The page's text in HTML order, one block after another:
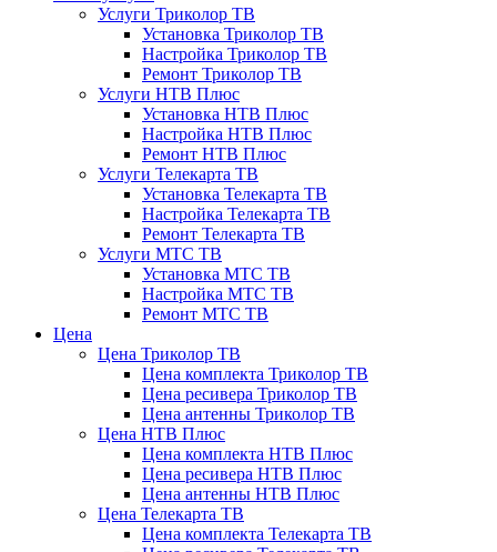
Услуги Триколор ТВ
Установка Триколор ТВ
Настройка Триколор ТВ
Ремонт Триколор ТВ
Услуги НТВ Плюс
Установка НТВ Плюс
Настройка НТВ Плюс
Ремонт НТВ Плюс
Услуги Телекарта ТВ
Установка Телекарта ТВ
Настройка Телекарта ТВ
Ремонт Телекарта ТВ
Услуги МТС ТВ
Установка МТС ТВ
Настройка МТС ТВ
Ремонт МТС ТВ
Цена
Цена Триколор ТВ
Цена комплекта Триколор ТВ
Цена ресивера Триколор ТВ
Цена антенны Триколор ТВ
Цена НТВ Плюс
Цена комплекта НТВ Плюс
Цена ресивера НТВ Плюс
Цена антенны НТВ Плюс
Цена Телекарта ТВ
Цена комплекта Телекарта ТВ